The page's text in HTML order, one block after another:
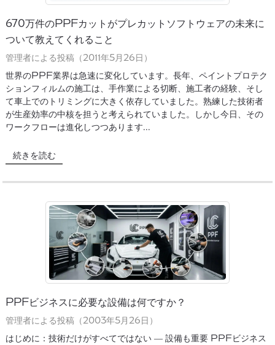
670万件のPPFカットがプレカットソフトウェアの未来に
ついて教えてくれること
管理者による投稿（2011年5月26日）
世界のPPF業界は急速に変化しています。長年、ペイントプロテク
ションフィルムの施工は、手作業による切断、施工者の経験、そし
て車上でのトリミングに大きく依存していました。熟練した技術者
が生産効率の中核を担うと考えられていました。しかし今日、その
ワークフローは進化しつつあります...
続きを読む
PPFビジネスに必要な設備は何ですか？
管理者による投稿（2003年5月26日）
はじめに：技術だけがすべてではない ― 設備も重要 PPFビジネス